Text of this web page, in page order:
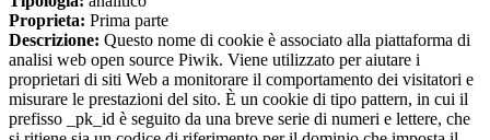
Proprieta: Prima parte
Descrizione: Questo nome di cookie è associato alla piattaforma di
analisi web open source Piwik. Viene utilizzato per aiutare i
proprietari di siti Web a monitorare il comportamento dei visitatori e
misurare le prestazioni del sito. È un cookie di tipo pattern, in cui il
prefisso _pk_id è seguito da una breve serie di numeri e lettere, che